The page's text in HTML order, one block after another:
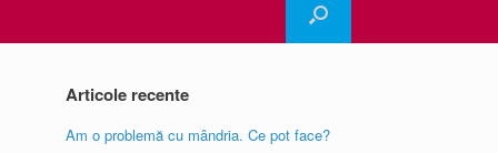
Articole recente
Am o problemă cu mândria. Ce pot face?